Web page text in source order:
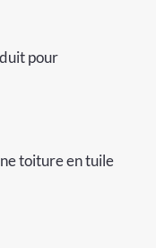
pour
toiture en tuile